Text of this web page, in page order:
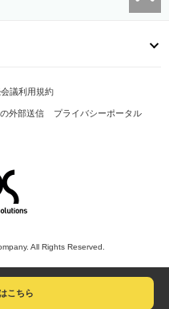
こちら
議利用規約
外部送信 プライバシーポータル
All Rights Reserved.